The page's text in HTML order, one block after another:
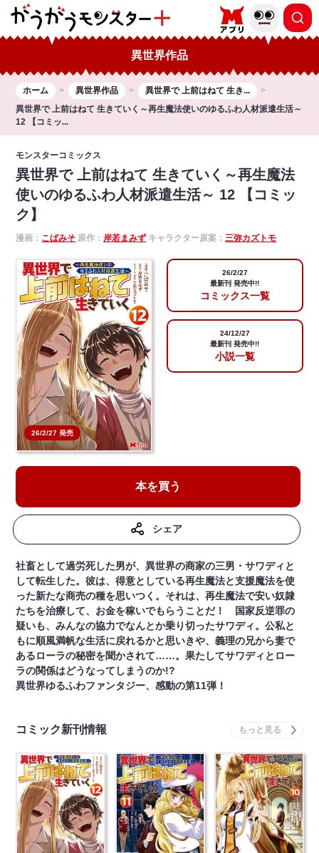
異世界作品
ホーム 異世界作品
異世界で 上前はねて 生き...
異世界で 上前はねて 生きていく～再生魔法使いのゆるふわ人材派遣生活～
12 【コミッ...
モンスターコミックス
異世界で 上前はねて 生きていく～再生魔法
使いのゆるふわ人材派遣生活～ 12 【コミッ
ク】
漫画： こばみそ 原作： 岸若まみず キャラクター原案：三弥カズトモ
26/2/27 発売
26/2/27
最新刊 発売中!!
コミックス一覧
24/12/27
最新刊 発売中!!
小説一覧
本を買う
シェア
社畜として過労死した男が、異世界の商家の三男・サワディと
して転生した。彼は、得意としている再生魔法と支援魔法を使
った新たな商売の種を思いつく。それは、再生魔法で安い奴隷
たちを治療して、お金を稼いでもらうことだ！ 国家反逆罪の
疑いも、みんなの協力でなんとか乗り切ったサワディ。公私と
もに順風満帆な生活に戻れるかと思いきや、義理の兄から妻で
あるローラの秘密を聞かされて……。果たしてサワディとロー
ラの関係はどうなってしまうのか!?
異世界ゆるふわファンタジー、感動の第11弾！
コミック新刊情報